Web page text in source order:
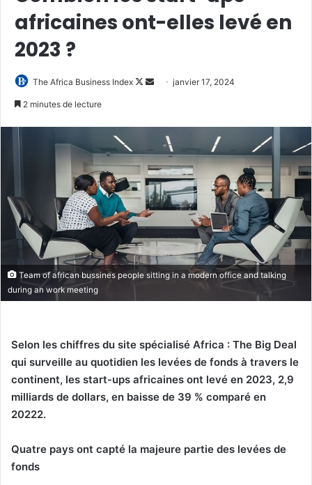
africaines ont-elles levé en
2023 ?
The Africa Business Index
Follow
Envoyerjanvier 17, 2024
2 minutes de lecture
Team of african bussines people sitting in a modern office and talking
during an work meeting
Selon les chiffres du site spécialisé Africa : The Big Deal
qui surveille au quotidien les levées de fonds à travers le
continent, les start-ups africaines ont levé en 2023, 2,9
milliards de dollars, en baisse de 39 % comparé en
20222.
Quatre pays ont capté la majeure partie des levées de
fonds